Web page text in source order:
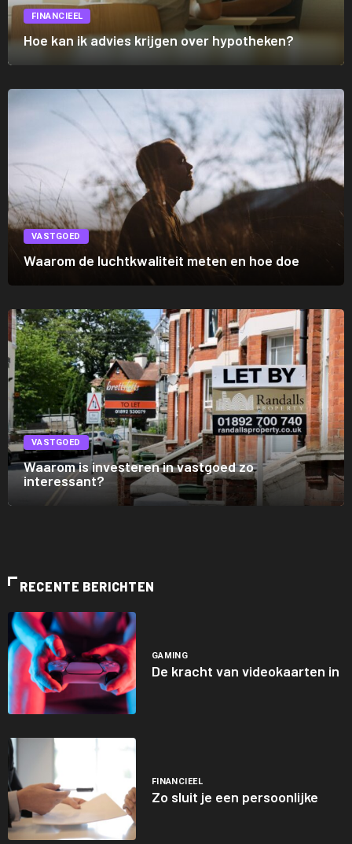
FINANCIEEL
Hoe kan ik advies krijgen over hypotheken?
VASTGOED
Waarom de luchtkwaliteit meten en hoe doe
VASTGOED
Waarom is investeren in vastgoed zo
interessant?
RECENTE BERICHTEN
GAMING
De kracht van videokaarten in
FINANCIEEL
Zo sluit je een persoonlijke